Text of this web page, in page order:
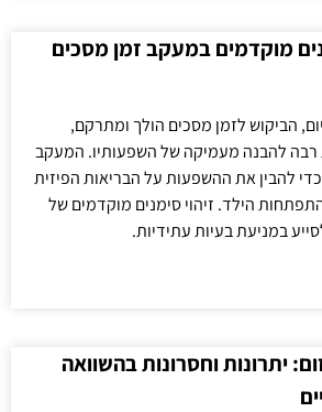
מוקדמים במעקב זמן מסכים
הביקוש לזמן מסכים הולך ומתרקם,
רבה להבנה מעמיקה של השפעותיו. המעקב
להבין את ההשפעות על הבריאות הפיזית
הילד. זיהוי סימנים מוקדמים של
במניעת בעיות עתידיות.
יתרונות וחסרונות בהשוואה